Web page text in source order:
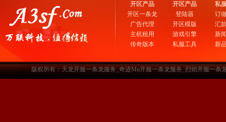
开区产品
开区一条龙
广告代理
主机租用
传奇版本
开区产品
登陆器
开区模版
游戏引擎
私服工具
私
订
汇
新
新
版权所有：天龙开服一条龙服务_奇迹Mu开服一条龙服务_烈焰开服一条